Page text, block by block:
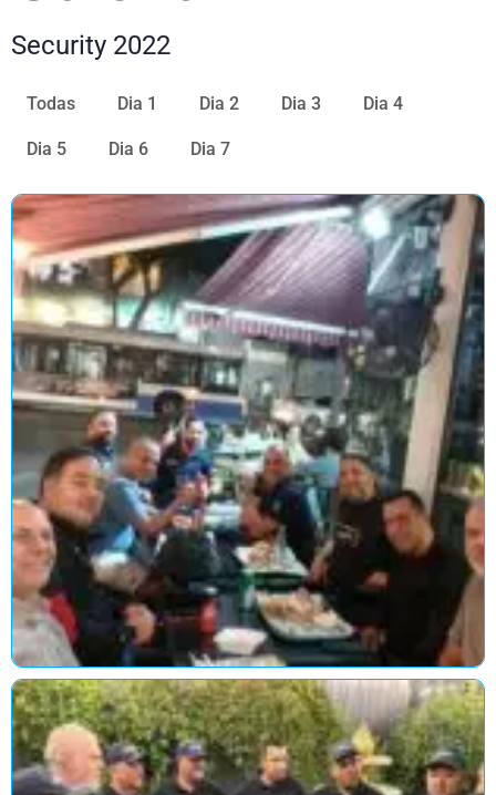
Security 2022
Todas Dia 1 Dia 2 Dia 3 Dia 4
Dia 5 Dia 6 Dia 7